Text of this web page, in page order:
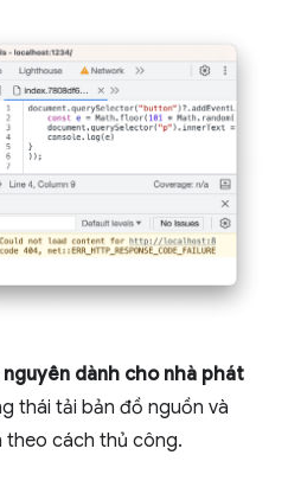
nguyên dành cho nhà phát
thái tải bản đồ nguồn và
theo cách thủ công.